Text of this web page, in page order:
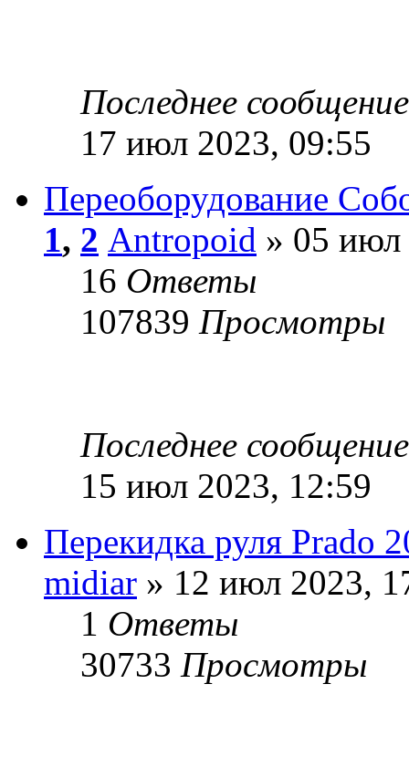
Последнее
17 июл 2023, 09:55
Переоборудование
1, 2 Antropoid » 05 июл
16 Ответы
107839 Просмотры
Последнее
15 июл 2023, 12:59
Перекидка руля Prado
midiar » 12 июл 2023,
1 Ответы
30733 Просмотры